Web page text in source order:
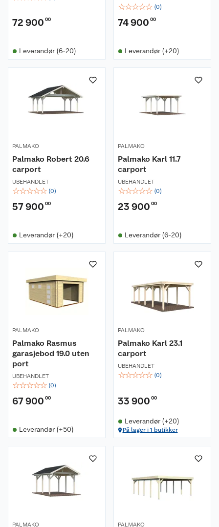
72 900 00
Leverandør (6-20)
☆☆☆☆☆ (0)
74 900 00
Leverandør (+20)
PALMAKO
Palmako Robert 20.6
carport
UBEHANDLET
☆☆☆☆☆ (0)
57 900 00
Leverandør (+20)
PALMAKO
Palmako Karl 11.7
carport
UBEHANDLET
☆☆☆☆☆ (0)
23 900 00
Leverandør (6-20)
PALMAKO
Palmako Rasmus
garasjebod 19.0 uten
port
UBEHANDLET
☆☆☆☆☆ (0)
67 900 00
Leverandør (+50)
PALMAKO
Palmako Karl 23.1
carport
UBEHANDLET
☆☆☆☆☆ (0)
33 900 00
Leverandør (+20)
På lager i 1 butikker
PALMAKO PALMAKO